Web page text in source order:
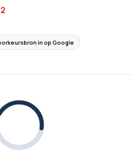
in op Google